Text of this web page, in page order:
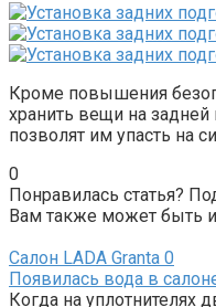
Кроме повышения
хранить вещи на задней
позволят им упасть на
0
Понравилась статья?
Вам также может быть
Салон LADA Granta 0
Появилась вода в
Когда на уплотнителях